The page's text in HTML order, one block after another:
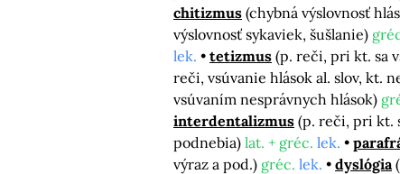
chitizmus (chybná výslovnosť
výslovnosť sykaviek, šušlanie)
lek.
tetizmus (p. reči, pri kt. sa
reči, vsúvanie hlások al. slov, kt.
vsúvaním nesprávnych hlások)
interdentalizmus (p. reči, pri kt.
podnebia) lat. + gréc. lek.
výraz a pod.) gréc. lek. dyslógia